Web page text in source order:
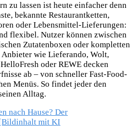
zu lassen ist heute einfacher denn
bekannte Restaurantketten,
oder Lebensmittel-Lieferungen:
flexibel. Nutzer können zwischen
Zutatenboxen oder kompletten
Anbieter wie Lieferando, Wolt,
oder REWE decken
ab – von schneller Fast-Food-
Menüs. So findet jeder den
Alltag.